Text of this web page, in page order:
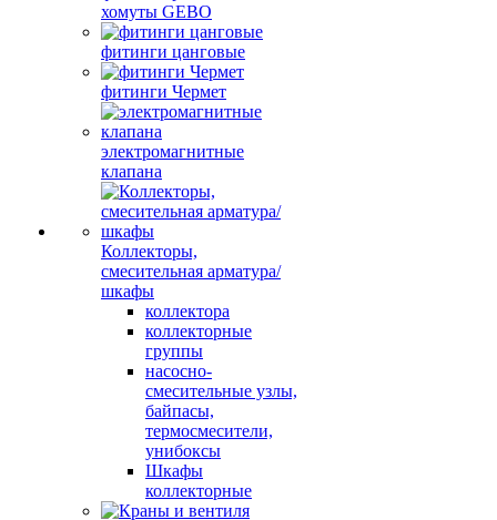
хомуты GEBO
фитинги цанговые
фитинги Чермет
электромагнитные
клапана
Коллекторы,
смесительная арматура/
шкафы
коллектора
коллекторные
группы
насосно-
смесительные узлы,
байпасы,
термосмесители,
унибоксы
Шкафы
коллекторные